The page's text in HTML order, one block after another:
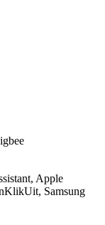
, Apple
, Samsung